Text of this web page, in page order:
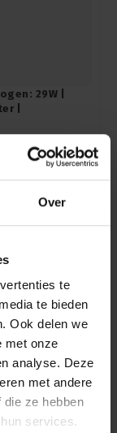
Over
te
te bieden
Ook delen we
met onze
analyse. Deze
met andere
ze hebben
services.
29W |
|